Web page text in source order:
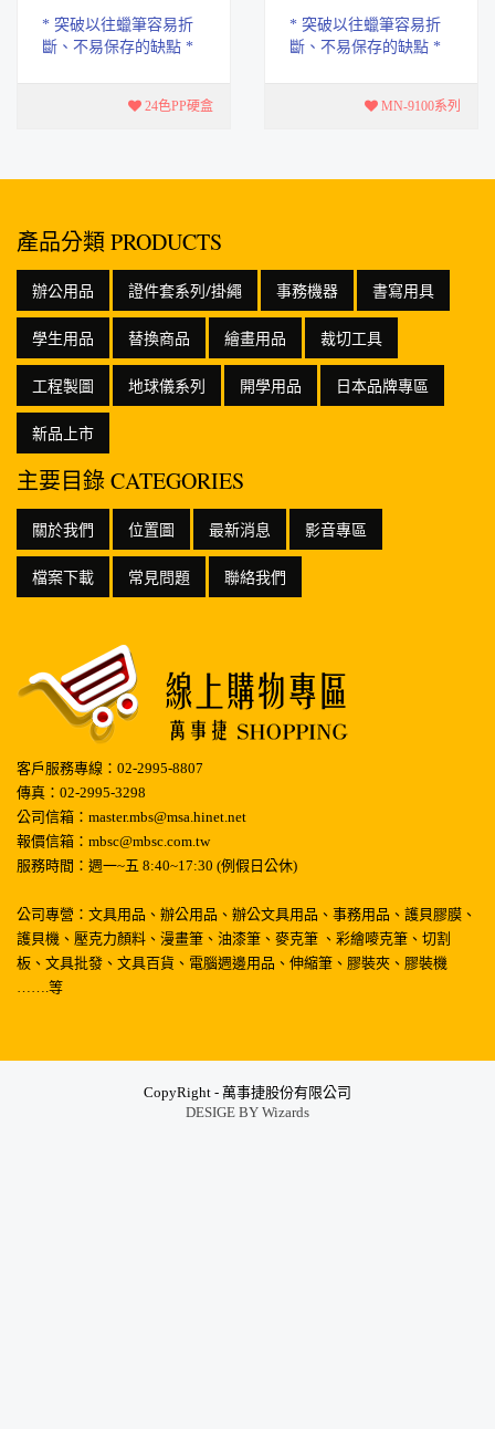
* 突破以往蠟筆容易折
斷、不易保存的缺點 *
捲回殼內， 不僅...24色PP硬盒
* 突破以往蠟筆容易折
斷、不易保存的缺點 *
捲回殼內， 不僅...MN-9100系列
產品分類 PRODUCTS
辦公用品 證件套系列/掛繩 事務機器 書寫用具
學生用品 替換商品 繪畫用品 裁切工具
工程製圖 地球儀系列 開學用品 日本品牌專區
新品上市
主要目錄 CATEGORIES
關於我們 位置圖 最新消息 影音專區
檔案下載 常見問題 聯絡我們
客戶服務專線：02-2995-8807
傳真：02-2995-3298
公司信箱：master.mbs@msa.hinet.net
報價信箱：mbsc@mbsc.com.tw
服務時間：週一~五 8:40~17:30 (例假日公休)
公司專營：文具用品、辦公用品、辦公文具用品、事務用品、護貝膠膜、
護貝機、壓克力顏料、漫畫筆、油漆筆、麥克筆 、彩繪嘜克筆、切割
板、文具批發、文具百貨、電腦週邊用品、伸縮筆、膠裝夾、膠裝機
…….等
CopyRight - 萬事捷股份有限公司
DESIGE BY Wizards